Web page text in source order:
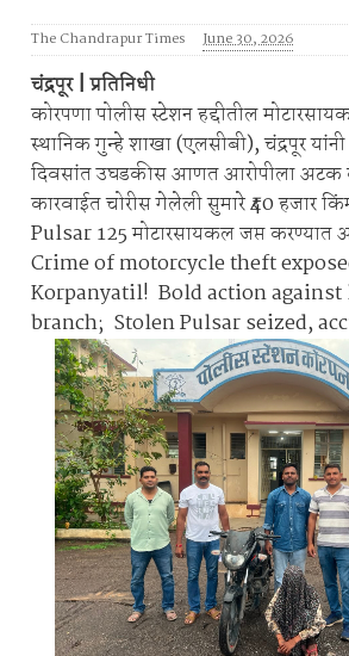
The Chandrapur Times June 30, 2026
चंद्रपूर | प्रतिनिधी
कोरपणा पोलीस स्टेशन हद्दीतील
स्थानिक गुन्हे शाखा (एलसीबी), चंद्रपूर
दिवसांत उघडकीस आणत आरोपीला
कारवाईत चोरीस गेलेली सुमारे ₹40 हजार
Pulsar 125 मोटारसायकल जप्त करण्यात
Crime of motorcycle theft
Korpanyatil! Bold action against
branch; Stolen Pulsar seized,